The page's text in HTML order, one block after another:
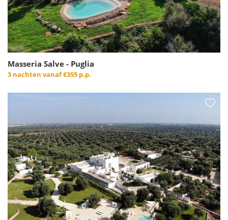
Masseria Salve - Puglia
3 nachten vanaf€355 p.p.